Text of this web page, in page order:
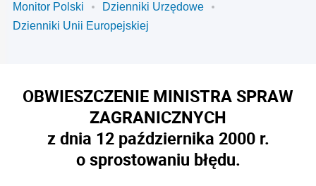
Monitor Polski
Dzienniki Urzędowe
Dzienniki Unii Europejskiej
OBWIESZCZENIE MINISTRA SPRAW
ZAGRANICZNYCH
z dnia 12 października 2000 r.
o sprostowaniu błędu.